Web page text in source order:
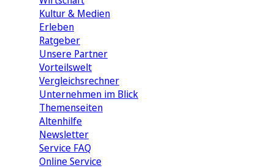
Kultur & Medien
Erleben
Ratgeber
Unsere Partner
Vorteilswelt
Vergleichsrechner
Unternehmen im Blick
Themenseiten
Altenhilfe
Newsletter
Service FAQ
Online Service